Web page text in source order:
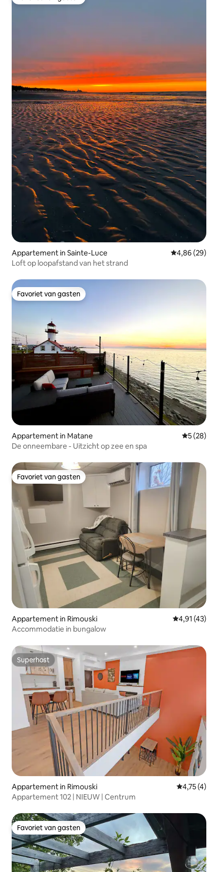
Appartement in Sainte-Luce Gemiddelde
4,86 (29)
Loft op loopafstand van het strand
Favoriet van gasten
Favoriet van gasten
Appartement in Matane
5 (28)
De onneembare - Uitzicht op zee en spa
Favoriet van gasten
Favoriet van gasten
Appartement in Rimouski Gemiddelde
4,91 (43)
Accommodatie in bungalow
Superhost
Superhost
Appartement in Rimouski
4,75 (4)
Appartement 102 | NIEUW | Centrum
Favoriet van gasten
Favoriet van gasten